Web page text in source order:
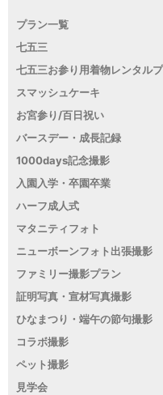
プラン一覧
七五三
七五三お参り用着物レンタル
スマッシュケーキ
お宮参り/百日祝い
バースデー・成長記録
1000days記念撮影
入園入学・卒園卒業
ハーフ成人式
マタニティフォト
ニューボーンフォト出張撮影
ファミリー撮影プラン
証明写真・宣材写真撮影
ひなまつり・端午の節句撮影
コラボ撮影
ペット撮影
見学会